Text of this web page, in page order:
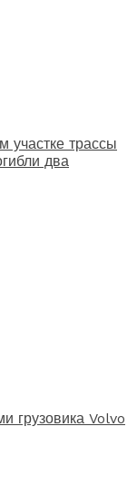
трассы
два
грузовика Volvo